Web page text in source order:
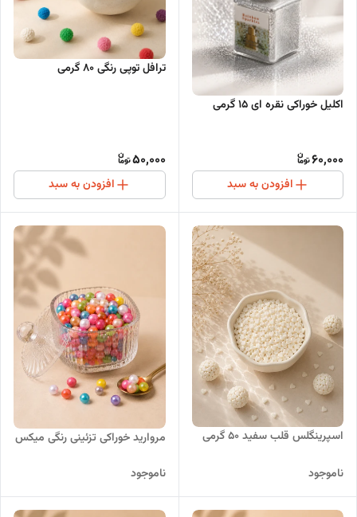
اکلیل خوراکی نقره ای 15 گرمی
60,000
افزودن به سبد
ترافل توپی رنگی 80 گرمی
50,000
افزودن به سبد
اسپرینگلس قلب سفید ۵۰ گرمی
ناموجود
مروارید خوراکی تزئینی رنگی میکس
ناموجود